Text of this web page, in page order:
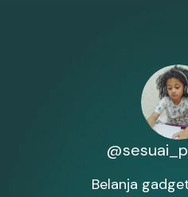
Belanja